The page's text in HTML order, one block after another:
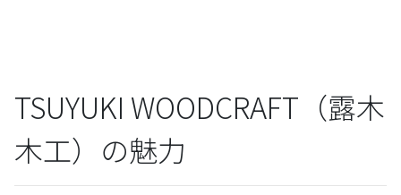
TSUYUKI WOODCRAFT（露木
木工）の魅力